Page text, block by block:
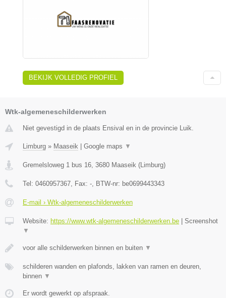
BEKIJK VOLLEDIG PROFIEL
Wtk-algemeneschilderwerken
Niet gevestigd in de plaats Ensival en in de provincie Luik.
Limburg » Maaseik Google maps ▼
Gremelsloweg 1 bus 16, 3680 Maaseik (Limburg)
Tel: 0460957367, Fax: -, BTW-nr: be0699443343
E-mail › Wtk-algemeneschilderwerken
Website: https://www.wtk-algemeneschilderwerken.be
Screenshot
▼
voor alle schilderwerken binnen en buiten ▼
schilderen wanden en plafonds, lakken van ramen en deuren,
binnen ▼
Er wordt gewerkt op afspraak.